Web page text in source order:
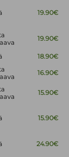
19.90€
19.90€
18.90€
16.90€
15.90€
15.90€
24.90€